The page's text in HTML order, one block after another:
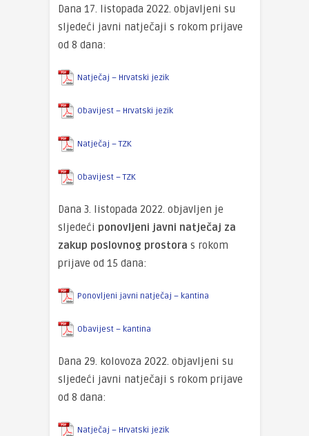
Dana 17. listopada 2022. objavljeni su
sljedeći javni natječaji s rokom prijave
od 8 dana:
Natječaj – Hrvatski jezik
Obavijest – Hrvatski jezik
Natječaj – TZK
Obavijest – TZK
Dana 3. listopada 2022. objavljen je
sljedeći ponovljeni javni natječaj za
zakup poslovnog prostora s rokom
prijave od 15 dana:
Ponovljeni javni natječaj – kantina
Obavijest – kantina
Dana 29. kolovoza 2022. objavljeni su
sljedeći javni natječaji s rokom prijave
od 8 dana:
Natječaj – Hrvatski jezik